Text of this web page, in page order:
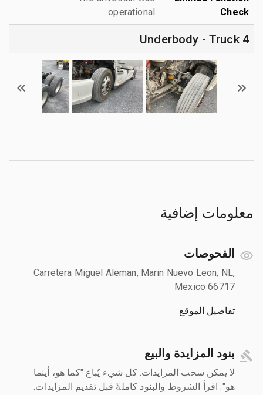
Check
operational.
4 Underbody - Truck
معلومات إضافية
الفحوصات
Carretera Miguel Aleman, Marin Nuevo Leon, NL,
Mexico 66717
تفاصيل الموقع
بنود المزايدة والبيع
لا يمكن سحب المزايدات. كل شيء يُباع "كما هو، أينما
هو". اقرأ الشروط والبنود كاملةً قبل تقديم المزايدات.